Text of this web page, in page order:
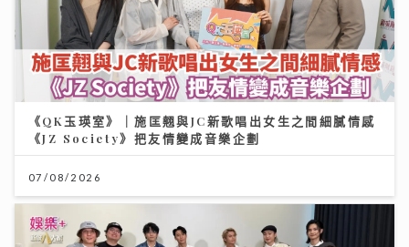
《QK玉瑛室》｜施匡翹與JC新歌唱出女生之間細膩情感
《JZ Society》把友情變成音樂企劃
07/08/2026